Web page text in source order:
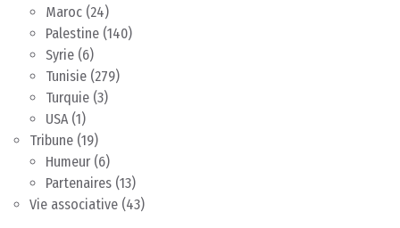
Maroc (24)
Palestine (140)
Syrie (6)
Tunisie (279)
Turquie (3)
USA(1)
Tribune (19)
Humeur (6)
Partenaires (13)
Vie associative (43)